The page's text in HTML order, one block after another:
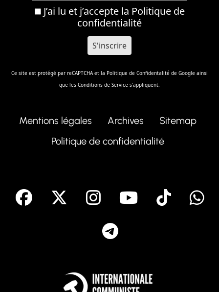
J’ai lu et j’accepte la Politique de
confidentialité
Ce site est protégé par reCAPTCHA et la Politique de Confidentalité de Google ainsi
que les Conditions de Service s'appliquent.
Mentions légales Archives
Sitemap
Politique de confidentialité
facebook Instagram
Youtube
Tik